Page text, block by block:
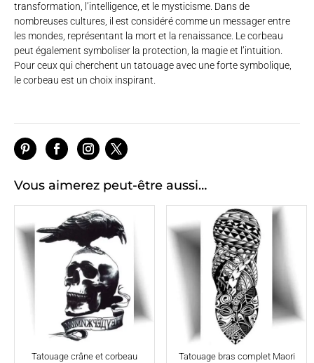
transformation, l’intelligence, et le mysticisme. Dans de
nombreuses cultures, il est considéré comme un messager entre
les mondes, représentant la mort et la renaissance. Le corbeau
peut également symboliser la protection, la magie et l’intuition.
Pour ceux qui cherchent un tatouage avec une forte symbolique,
le corbeau est un choix inspirant.
Vous aimerez peut-être aussi…
Tatouage crâne et corbeau Tatouage bras complet Maori